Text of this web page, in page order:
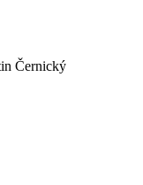
Černický